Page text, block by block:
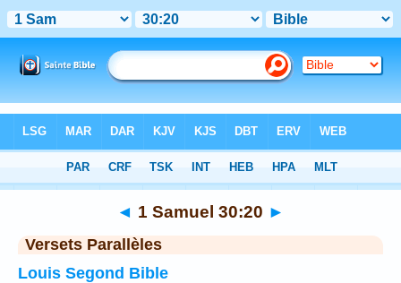
Chapitre 30 > Verset 20
◄ 1 Samuel 30:20 ►
Versets Parallèles
Louis Segond Bible